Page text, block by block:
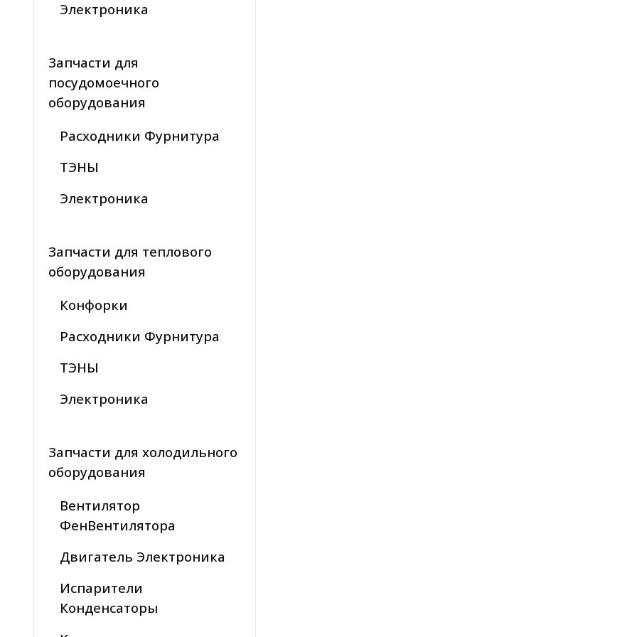
Электроника
Запчасти для
посудомоечного
оборудования
Расходники Фурнитура
ТЭНЫ
Электроника
Запчасти для теплового
оборудования
Конфорки
Расходники Фурнитура
ТЭНЫ
Электроника
Запчасти для холодильного
оборудования
Вентилятор
ФенВентилятора
Двигатель Электроника
Испарители
Конденсаторы